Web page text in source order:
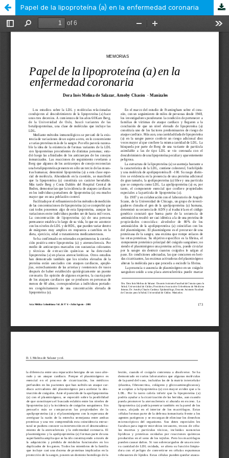
Papel de la lipoproteína (a) en la enfermedad coronaria